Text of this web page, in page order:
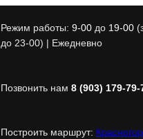
Режим работы: 9-00 до 19-00
до 23-00) | Ежедневно
Позвонить нам 8 (903) 179-79-
Построить маршрут: